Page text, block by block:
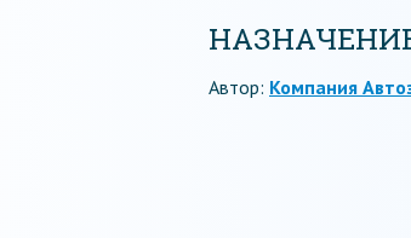
Автор: Компания